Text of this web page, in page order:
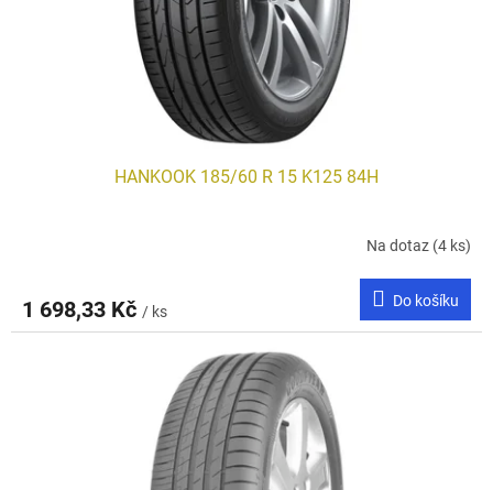
HANKOOK 185/60 R 15 K125 84H
Na dotaz (4 ks)
1 698,33 Kč / ks
Do košíku